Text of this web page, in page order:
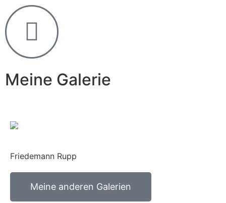
Meine Galerie
Friedemann Rupp
Meine anderen Galerien